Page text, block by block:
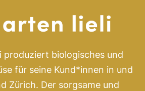
produziert biologisches und
für seine Kund*innen in und
Zürich. Der sorgsame und